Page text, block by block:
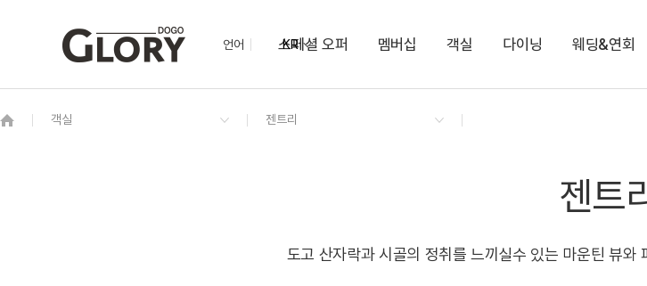
언어 KR
스페셜 오퍼 멤버십 객실 다이닝 웨딩&연회
젠트
도고 산자락과 시골의 정취를 느끼실수 있는 마운틴 뷰와